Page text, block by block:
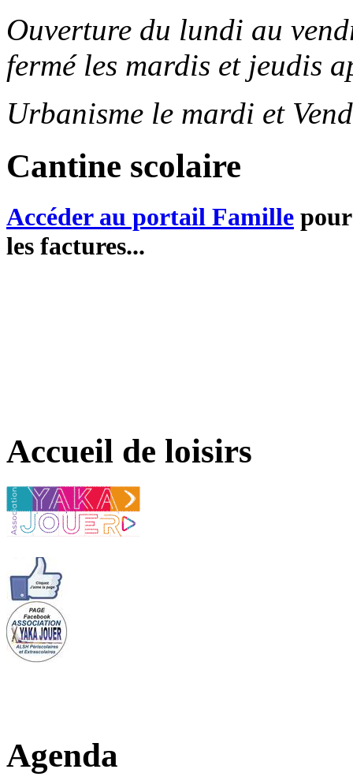
Ouverture du lundi au
fermé les mardis et jeudis
Urbanisme le mardi et
Cantine scolaire
Accéder au portail Famille
les factures...
Accueil de loisirs
Agenda